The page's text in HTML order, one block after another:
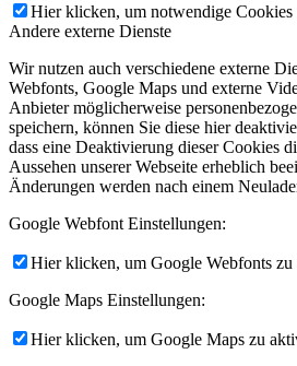
Hier klicken, um notwendige
Andere externe Dienste
Wir nutzen auch verschiedene externe
Webfonts, Google Maps und externe
Anbieter möglicherweise
speichern, können Sie diese hier
dass eine Deaktivierung dieser Cookies
Aussehen unserer Webseite erheblich
Änderungen werden nach einem
Google Webfont Einstellungen:
Hier klicken, um Google Webfonts
Google Maps Einstellungen:
Hier klicken, um Google Maps zu